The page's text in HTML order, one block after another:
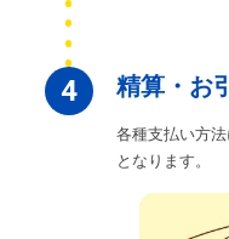
4 精算・お
各種支払い方
となります。